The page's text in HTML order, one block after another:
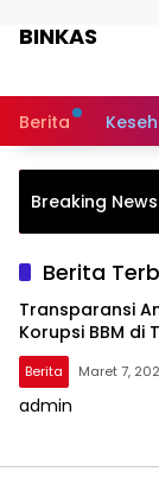
BINKAS
Berita
Breaking News
Berita
Transparansi
Korupsi BBM di
Berita Maret 7,
admin